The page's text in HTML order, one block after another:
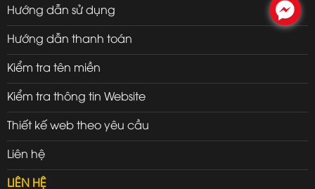
Hướng dẫn sử dụng
Hướng dẫn thanh toán
Kiểm tra tên miền
Kiểm tra thông tin Website
Thiết kế web theo yêu cầu
Liên hệ
LIÊN HỆ
.